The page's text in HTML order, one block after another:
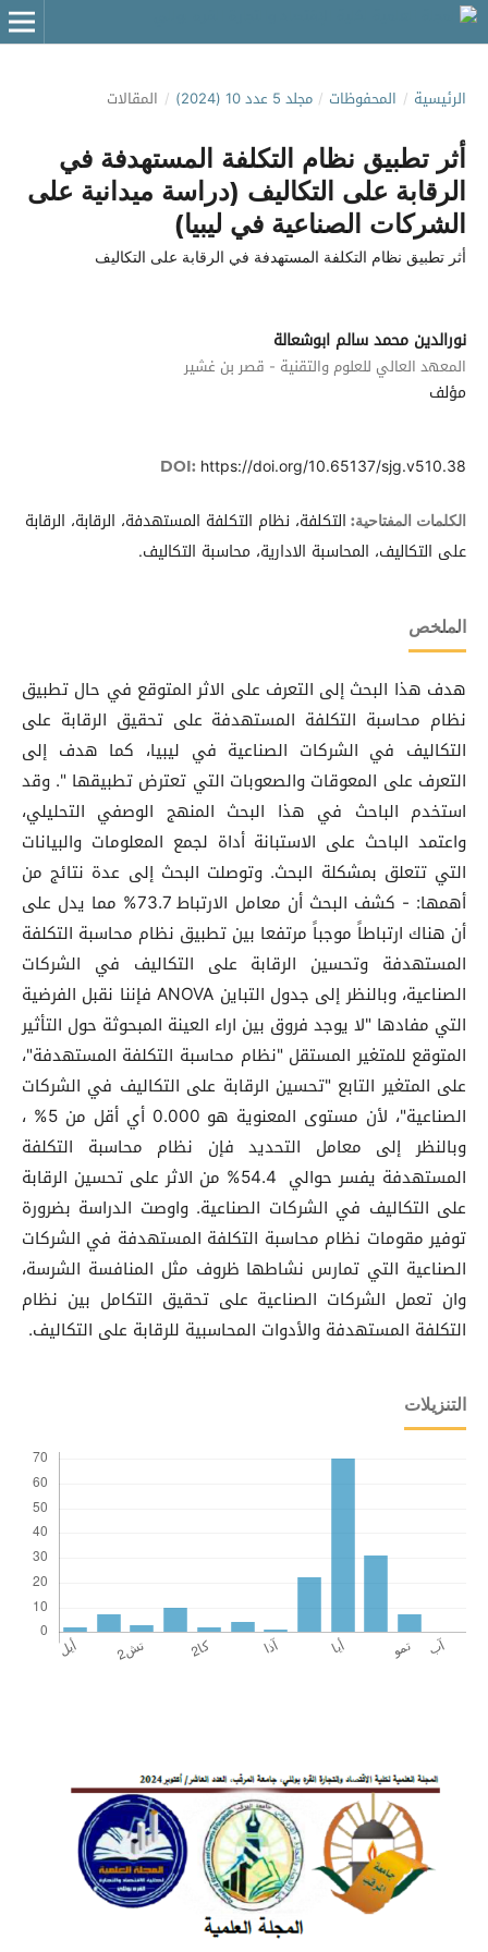
الرئيسية / المحفوظات / مجلد 5 عدد 10 (2024) / المقالات
أثر تطبيق نظام التكلفة المستهدفة في
الرقابة على التكاليف (دراسة ميدانية على
الشركات الصناعية في ليبيا)
أثر تطبيق نظام التكلفة المستهدفة في الرقابة على التكاليف
نورالدين محمد سالم ابوشعالة
المعهد العالي للعلوم والتقنية - قصر بن غشير
مؤلف
DOI: https://doi.org/10.65137/sjg.v510.38
الكلمات المفتاحية: التكلفة، نظام التكلفة المستهدفة، الرقابة، الرقابة
على التكاليف، المحاسبة الادارية، محاسبة التكاليف.
الملخص
هدف هذا البحث إلى التعرف على الاثر المتوقع في حال تطبيق
نظام محاسبة التكلفة المستهدفة على تحقيق الرقابة على
التكاليف في الشركات الصناعية في ليبيا، كما هدف إلى
التعرف على المعوقات والصعوبات التي تعترض تطبيقها ". وقد
استخدم الباحث في هذا البحث المنهج الوصفي التحليلي،
واعتمد الباحث على الاستبانة أداة لجمع المعلومات والبيانات
التي تتعلق بمشكلة البحث. وتوصلت البحث إلى عدة نتائج من
أهمها: - كشف البحث أن معامل الارتباط 73.7% مما يدل على
أن هناك ارتباطاً موجباً مرتفعا بين تطبيق نظام محاسبة التكلفة
المستهدفة وتحسين الرقابة على التكاليف في الشركات
الصناعية، وبالنظر إلى جدول التباين ANOVA فإننا نقبل الفرضية
التي مفادها "لا يوجد فروق بين اراء العينة المبحوثة حول التأثير
المتوقع للمتغير المستقل "نظام محاسبة التكلفة المستهدفة"،
على المتغير التابع "تحسين الرقابة على التكاليف في الشركات
الصناعية"، لأن مستوى المعنوية هو 0.000 أي أقل من 5% ،
وبالنظر إلى معامل التحديد فإن نظام محاسبة التكلفة
المستهدفة يفسر حوالي 54.4% من الاثر على تحسين الرقابة
على التكاليف في الشركات الصناعية. واوصت الدراسة بضرورة
توفير مقومات نظام محاسبة التكلفة المستهدفة في الشركات
الصناعية التي تمارس نشاطها ظروف مثل المنافسة الشرسة،
وان تعمل الشركات الصناعية على تحقيق التكامل بين نظام
التكلفة المستهدفة والأدوات المحاسبية للرقابة على التكاليف.
التنزيلات